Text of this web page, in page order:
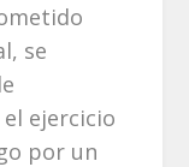
se
ejercicio
por un